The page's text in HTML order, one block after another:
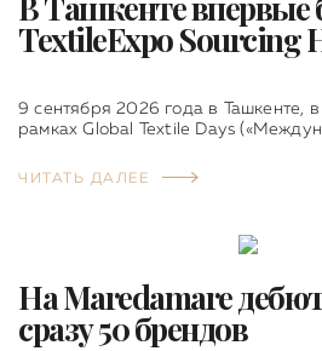
TextileExpo Sourcing
9 сентября 2026 года в Ташкенте,
рамках Global Textile Days
ЧИТАТЬ ДАЛЕЕ
На Maredamare
сразу 50 брендов